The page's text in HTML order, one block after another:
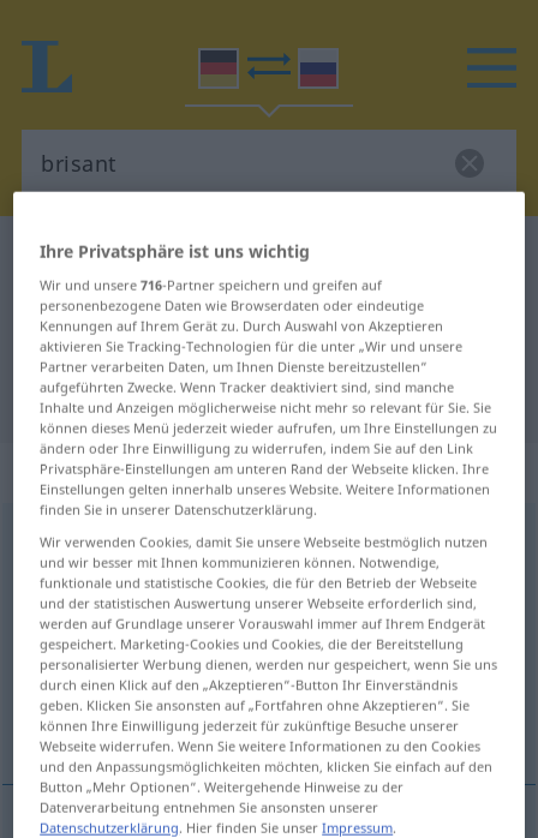
Deutsch-Russisch Wörterbuch
Deutsch-Russisch Übersetzung für
"brisant"
"brisant" Russisch Übersetzung
„brisant“
brisant
Übersicht aller Übersetzungen
(Für mehr Details die Übersetzung anklicken/antippen)
чрезвычайно актуальный
опасный, рискованный
Ihre Privatsphäre ist uns wichtig
Wir und unsere716-Partner speichern und greifen auf
personenbezogene Daten wie Browserdaten oder eindeutige
Kennungen auf Ihrem Gerät zu. Durch Auswahl von Akzeptieren
aktivieren Sie Tracking-Technologien für die unter „Wir und unsere
Partner verarbeiten Daten, um Ihnen Dienste bereitzustellen“
aufgeführten Zwecke. Wenn Tracker deaktiviert sind, sind manche
Inhalte und Anzeigen möglicherweise nicht mehr so relevant für Sie. Sie
können dieses Menü jederzeit wieder aufrufen, um Ihre Einstellungen zu
ändern oder Ihre Einwilligung zu widerrufen, indem Sie auf den Link
Privatsphäre-Einstellungen am unteren Rand der Webseite klicken. Ihre
Einstellungen gelten innerhalb unseres Website. Weitere Informationen
finden Sie in unserer Datenschutzerklärung.
Wir verwenden Cookies, damit Sie unsere Webseite bestmöglich nutzen
und wir besser mit Ihnen kommunizieren können. Notwendige,
funktionale und statistische Cookies, die für den Betrieb der Webseite
und der statistischen Auswertung unserer Webseite erforderlich sind,
werden auf Grundlage unserer Vorauswahl immer auf Ihrem Endgerät
gespeichert. Marketing-Cookies und Cookies, die der Bereitstellung
personalisierter Werbung dienen, werden nur gespeichert, wenn Sie uns
durch einen Klick auf den „Akzeptieren“-Button Ihr Einverständnis
geben. Klicken Sie ansonsten auf „Fortfahren ohne Akzeptieren“. Sie
können Ihre Einwilligung jederzeit für zukünftige Besuche unserer
Webseite widerrufen. Wenn Sie weitere Informationen zu den Cookies
und den Anpassungsmöglichkeiten möchten, klicken Sie einfach auf den
Button „Mehr Optionen“. Weitergehende Hinweise zu der
Datenverarbeitung entnehmen Sie ansonsten unserer
Datenschutzerklärung. Hier finden Sie unserImpressum.